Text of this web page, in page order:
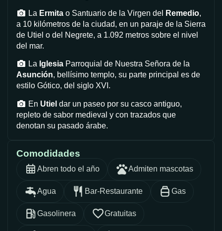
La Ermita o Santuario de la Virgen del Remedio,
a 10 kilómetros de la ciudad, en un paraje de la Sierra
de Utiel o del Negrete, a 1.092 metros sobre el nivel
del mar.
La Iglesia Parroquial de Nuestra Señora de la
Asunción, bellísimo templo, su parte principal es de
estilo Gótico, del siglo XVI.
En Utiel dar un paseo por su casco antiguo,
repleto de sabor medieval y con trazados que
denotan su pasado árabe.
Comodidades
Abren todo el año Admiten mascotas
Agua Bar-Restaurante Gas
Gasolinera Gratuitas